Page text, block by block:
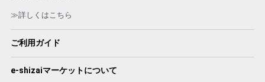
≫詳しくはこちら
ご利用ガイド
e-shizaiマーケットについて